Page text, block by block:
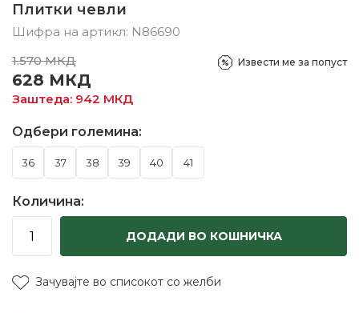
Плитки чевли
Шифра на артикл: N86690
1.570 МКД
628 МКД
Заштеда: 942 МКД
Извести ме за попуст
Одбери големина:
36 37 38 39 40 41
Количина:
ДОДАДИ ВО КОШНИЧКА
Зачувајте во списокот со желби